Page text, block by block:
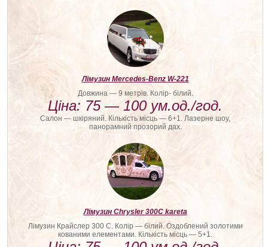
Лімузин Mercedes-Benz W-221
Довжина — 9 метрів. Колір- білий.
Ціна: 75 — 100 ум.од./год.
Салон — шкіряний. Кількість місць — 6+1. Лазерне шоу,
панорамний прозорий дах.
Лімузин Chrysler 300C kareta
Лімузин Крайслер 300 С. Колір — білий. Оздоблений золотими
кованими елементами. Кількість місць — 5+1.